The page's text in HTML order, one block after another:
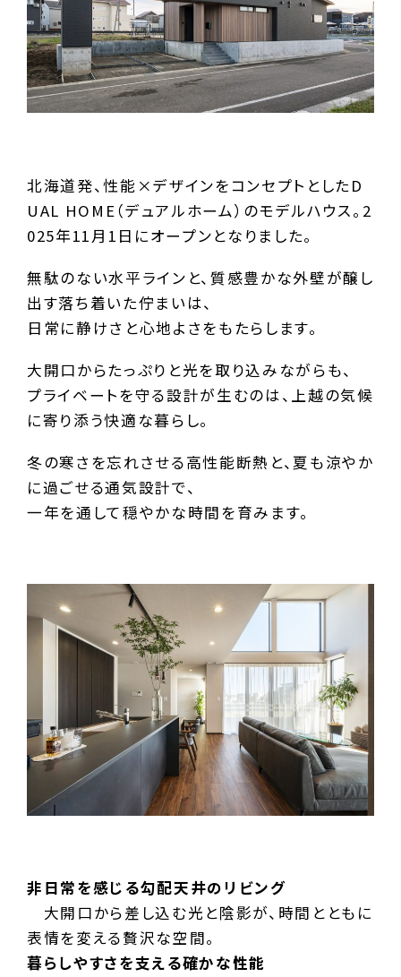
北海道発、性能×デザインをコンセプトとしたD
UAL HOME（デュアルホーム）のモデルハウス。2
025年11月1日にオープンとなりました。
無駄のない水平ラインと、質感豊かな外壁が醸し
出す落ち着いた佇まいは、
日常に静けさと心地よさをもたらします。
大開口からたっぷりと光を取り込みながらも、
プライベートを守る設計が生むのは、上越の気候
に寄り添う快適な暮らし。
冬の寒さを忘れさせる高性能断熱と、夏も涼やか
に過ごせる通気設計で、
一年を通して穏やかな時間を育みます。
非日常を感じる勾配天井のリビング
大開口から差し込む光と陰影が、時間とともに
表情を変える贅沢な空間。
暮らしやすさを支える確かな性能